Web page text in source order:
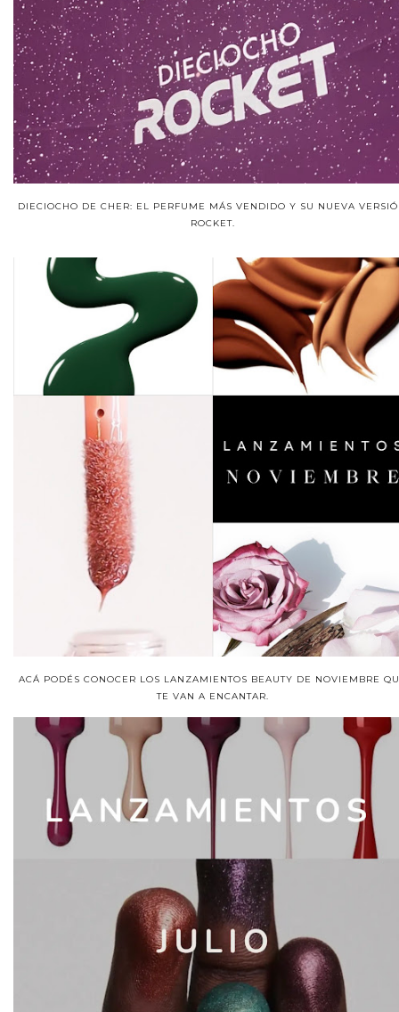
DIECIOCHO DE CHER: EL PERFUME MÁS VENDIDO Y SU NUEVA
ROCKET.
ACÁ PODÉS CONOCER LOS LANZAMIENTOS BEAUTY DE NOVIEMBRE
TE VAN A ENCANTAR.